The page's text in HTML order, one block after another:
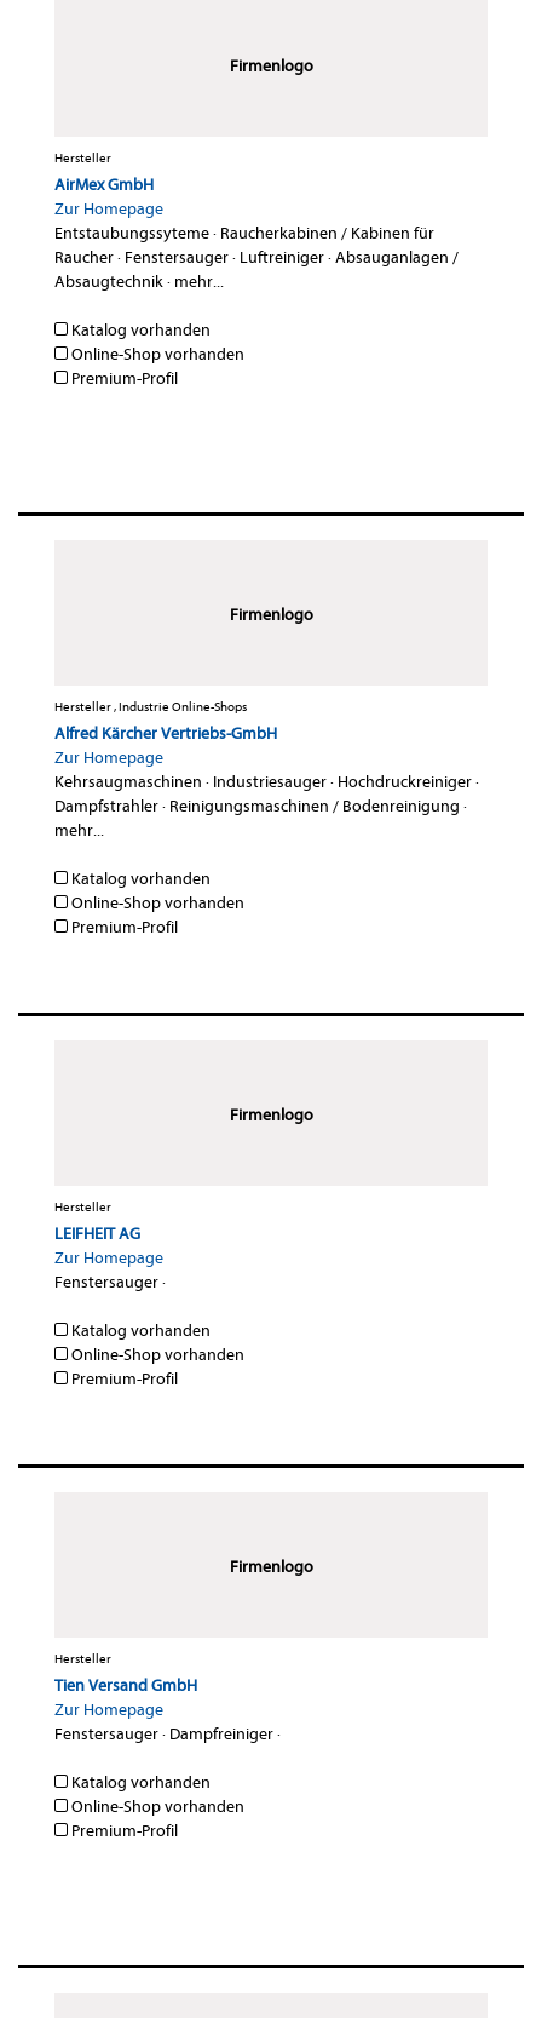
Firmenlogo
Hersteller
AirMex GmbH
Zur Homepage
Entstaubungssyteme· Raucherkabinen / Kabinen für
Raucher· Fenstersauger· Luftreiniger·Absauganlagen /
Absaugtechnik· mehr...
Katalog vorhanden
Online-Shop vorhanden
Premium-Profil
Firmenlogo
Hersteller , Industrie Online-Shops
Alfred Kärcher Vertriebs-GmbH
Zur Homepage
Kehrsaugmaschinen · Industriesauger· Hochdruckreiniger·
Dampfstrahler· Reinigungsmaschinen / Bodenreinigung ·
mehr...
Katalog vorhanden
Online-Shop vorhanden
Premium-Profil
Firmenlogo
Hersteller
LEIFHEIT AG
Zur Homepage
Fenstersauger·
Katalog vorhanden
Online-Shop vorhanden
Premium-Profil
Firmenlogo
Hersteller
Tien Versand GmbH
Zur Homepage
Fenstersauger· Dampfreiniger·
Katalog vorhanden
Online-Shop vorhanden
Premium-Profil